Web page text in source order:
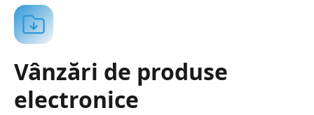
Vânzări de produse
electronice